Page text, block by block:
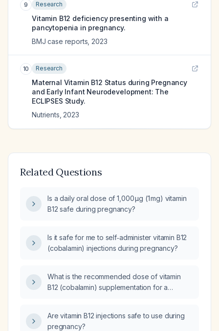
9 Research
Vitamin B12 deficiency presenting with a
pancytopenia in pregnancy.
BMJ case reports 2023
10 Research
Maternal Vitamin B12 Status during Pregnancy
and Early Infant Neurodevelopment: The
ECLIPSES Study.
Nutrients 2023
Related Questions
Is a daily oral dose of 1,000 µg (1 mg) vitamin
B12 safe during pregnancy?
Is it safe for me to self‑administer vitamin B12
(cobalamin) injections during pregnancy?
What is the recommended dose of vitamin
B12 (cobalamin) supplementation for a
Are vitamin B12 injections safe to use during
pregnancy?